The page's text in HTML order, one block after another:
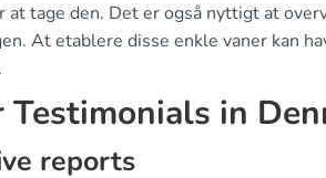
at tage den. Det er også nyttigt at
At etablere disse enkle vaner kan
Testimonials in
reports